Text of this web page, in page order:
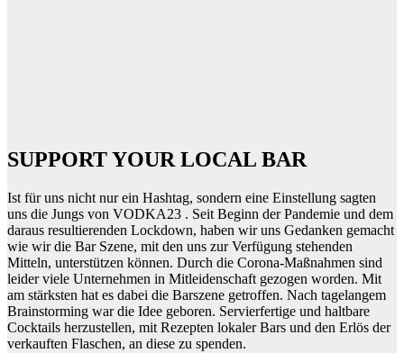
SUPPORT YOUR LOCAL BAR
Ist für uns nicht nur ein Hashtag, sondern eine Einstellung sagten
uns die Jungs von VODKA23 . Seit Beginn der Pandemie und dem
daraus resultierenden Lockdown, haben wir uns Gedanken gemacht
wie wir die Bar Szene, mit den uns zur Verfügung stehenden
Mitteln, unterstützen können. Durch die Corona-Maßnahmen sind
leider viele Unternehmen in Mitleidenschaft gezogen worden. Mit
am stärksten hat es dabei die Barszene getroffen. Nach tagelangem
Brainstorming war die Idee geboren. Servierfertige und haltbare
Cocktails herzustellen, mit Rezepten lokaler Bars und den Erlös der
verkauften Flaschen, an diese zu spenden.